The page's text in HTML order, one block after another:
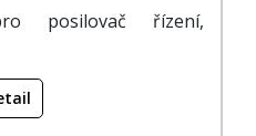
posilovač řízení,